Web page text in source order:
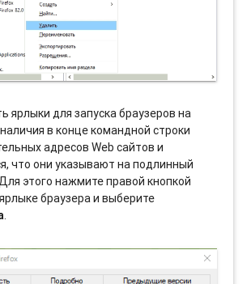
ярлыки для запуска браузеров на
в конце командной строки
адресов Web сайтов и
что они указывают на подлинный
этого нажмите правой кнопкой
браузера и выберите